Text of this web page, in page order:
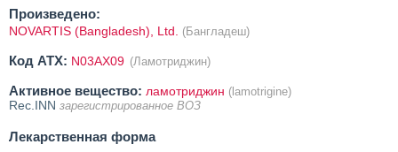
Произведено:
NOVARTIS (Bangladesh), Ltd. (Бангладеш)
Код ATX: N03AX09 (Ламотриджин)
Активное вещество: ламотриджин (lamotrigine)
Rec.INN зарегистрированное ВОЗ
Лекарственная форма